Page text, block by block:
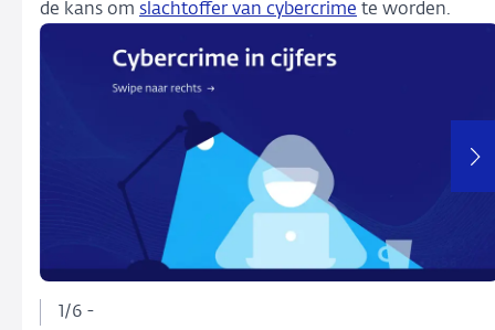
de kans om slachtoffer van cybercrime te worden.
met
eronder.
1/6 -